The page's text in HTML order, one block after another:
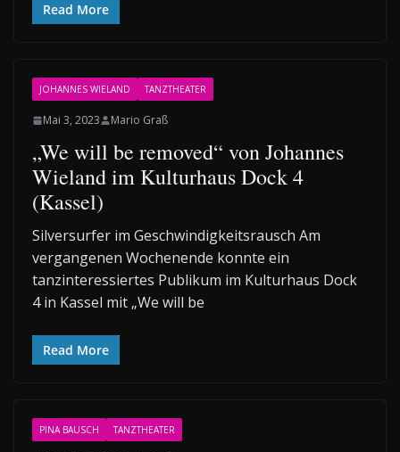
Read More
JOHANNES WIELAND TANZTHEATER
Mai 3, 2023 Mario Graß
„We will be removed“ von Johannes
Wieland im Kulturhaus Dock 4
(Kassel)
Silversurfer im Geschwindigkeitsrausch Am
vergangenen Wochenende konnte ein
tanzinteressiertes Publikum im Kulturhaus Dock
4 in Kassel mit „We will be
Read More
PINA BAUSCH TANZTHEATER